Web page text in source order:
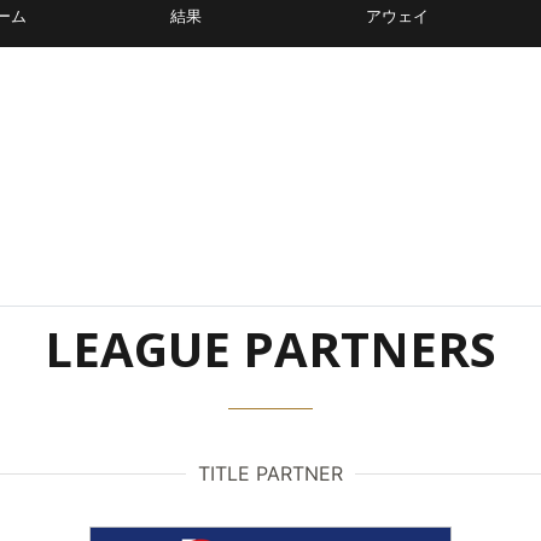
ム 結果 アウェイ
LEAGUE PARTNERS
TITLE PARTNER